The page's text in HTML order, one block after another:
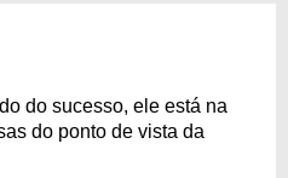
do sucesso, ele está na
do ponto de vista da